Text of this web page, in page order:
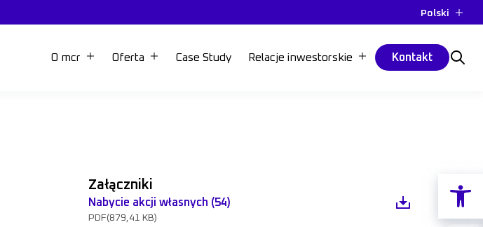
Otwórz
Polski
O mcr Oferta Case Study Relacje inwestorskie Kontakt
Załączniki
Nabycie akcji własnych (54)
PDF(879,41 KB)